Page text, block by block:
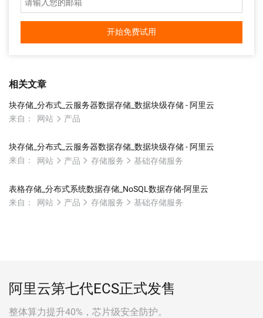
开始免费试用
相关文章
块存储_分布式_云服务器数据存储_数据块级存储 - 阿里云
来自：
网站 产品
块存储_分布式_云服务器数据存储_数据块级存储 - 阿里云
来自：
网站 产品 存储服务 基础存储服务
表格存储_分布式系统数据存储_NoSQL数据存储-阿里云
来自：
网站 产品 存储服务 基础存储服务
阿里云第七代ECS正式发售
整体算力提升40%，芯片级安全防护。